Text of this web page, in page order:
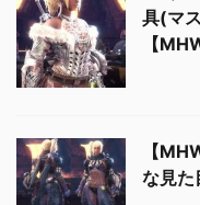
具(マ
【
【
な見た